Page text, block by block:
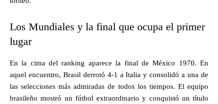
Los Mundiales y la final que ocupa el primer
lugar
En la cima del ranking aparece la final de México 1970. En
aquel encuentro, Brasil derrotó 4-1 a Italia y consolidó a una de
las selecciones más admiradas de todos los tiempos. El equipo
brasileño mostró un fútbol extraordinario y conquistó un título